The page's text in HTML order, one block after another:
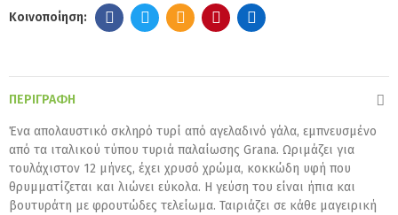
ΠΕΡΙΓΡΑΦΉ
Ένα απολαυστικό σκληρό τυρί από αγελαδινό γάλα, εμπνευσμένο
από τα ιταλικού τύπου τυριά παλαίωσης Grana. Ωριμάζει για
τουλάχιστον 12 μήνες, έχει χρυσό χρώμα, κοκκώδη υφή που
θρυμματίζεται και λιώνει εύκολα. H γεύση του είναι ήπια και
βουτυράτη με φρουτώδες τελείωμα. Ταιριάζει σε κάθε μαγειρική